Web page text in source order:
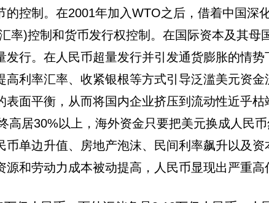
控制。在2001年加入WTO之后，借着中国深
率)控制和货币发行权控制。在国际资本及其
行。在人民币超量发行并引发通货膨胀的情
利率汇率、收紧银根等方式引导泛滥美元资
面平衡，从而将国内企业挤压到流动性近乎
高居30%以上，海外资金只要把美元换成人民
单边升值、房地产泡沫、民间利率飙升以及
和劳动力成本被动提高，人民币显现出严重高